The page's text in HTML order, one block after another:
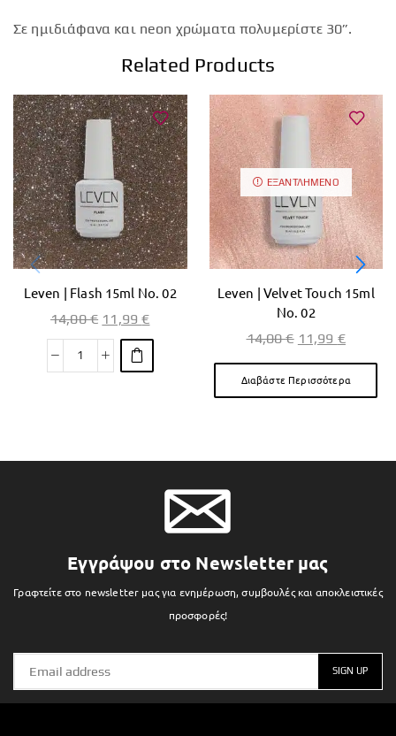
Σε ημιδιάφανα και neon χρώματα πολυμερίστε 30”.
Related Products
Leven | Flash 15ml No. 02
14,00€ 11,99€
ΕΞΑΝΤΛΗΜΈΝΟ
Leven | Velvet Touch 15ml
No. 02
14,00€ 11,99 €
Διαβάστε Περισσότερα
Εγγράψου στο Newsletter μας
Γραφτείτε στο newsletter μας για ενημέρωση, συμβουλές και αποκλειστικές
προσφορές!